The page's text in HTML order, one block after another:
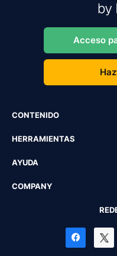
Acceso
CONTENIDO
HERRAMIENTAS
AYUDA
COMPANY